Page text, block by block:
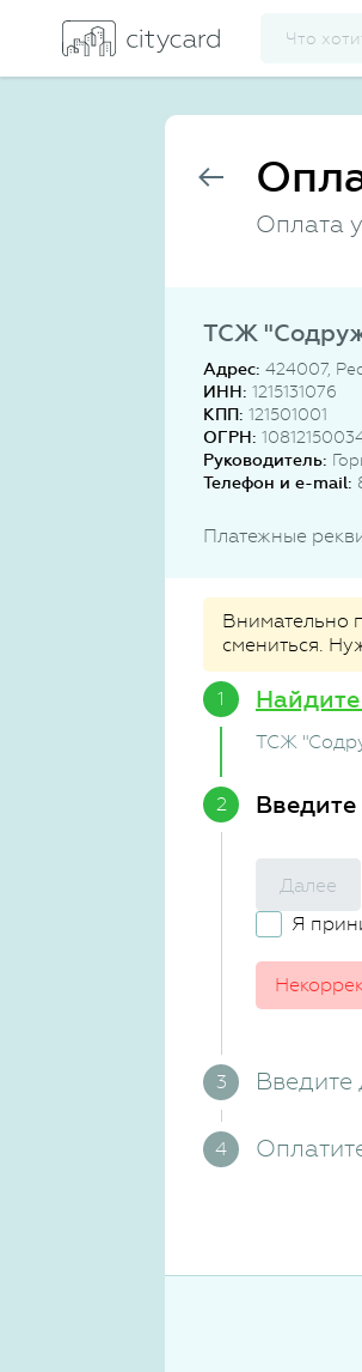
Оплата
ТСЖ
Адрес: 424007,
ИНН: 1215131076
КПП: 121501001
ОГРН:
Руководитель:
Телефон и e-mail:
Платежные
Внимательно
смениться.
ТСЖ
Далее
Я
Введите